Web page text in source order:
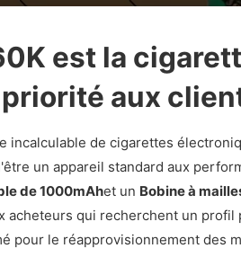
est la
aux
incalculable de cigarettes
un appareil standard aux
de 1000mAhet un Bobine à
acheteurs qui recherchent un
pour le réapprovisionnement des